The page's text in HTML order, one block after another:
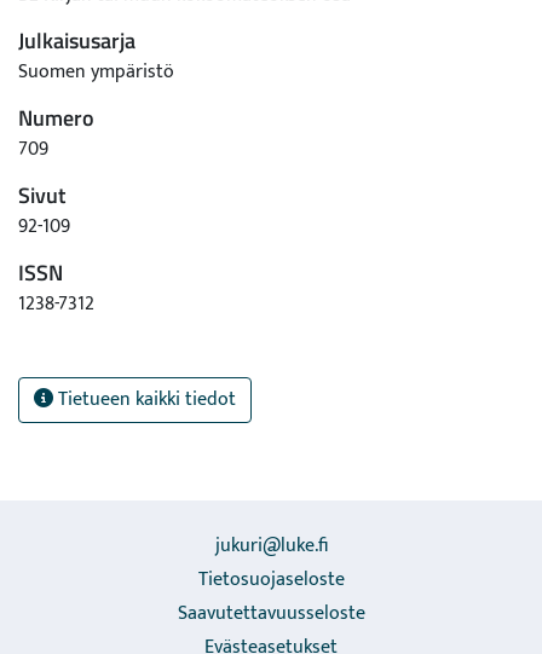
Julkaisusarja
Suomen ympäristö
Numero
709
Sivut
92-109
ISSN
1238-7312
Tietueen kaikki tiedot
jukuri@luke.fi
Tietosuojaseloste
Saavutettavuusseloste
Evästeasetukset